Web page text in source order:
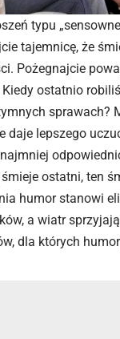
typu
tajemnicę, że
Pożegnajcie
ostatnio
sprawach?
daje lepszego
śmieje ostatni, ten
humor stanowi
a wiatr
dla których